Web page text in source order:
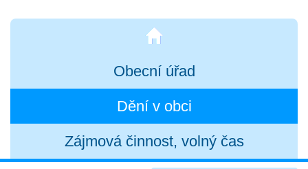
Obecní úřad
Dění v obci
Zájmová činnost, volný čas